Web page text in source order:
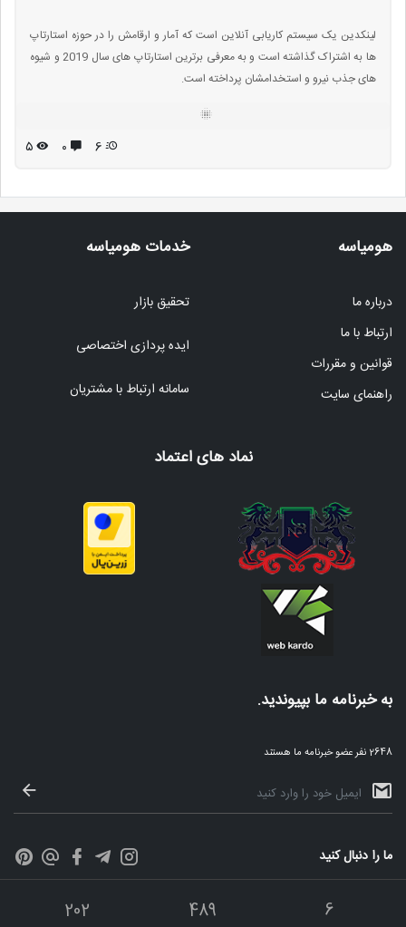
لینکدین یک سیستم کاریابی آنلاین است که آمار و ارقامش را در حوزه استارتاپ
ها به اشتراک گذاشته است و به معرفی برترین استارتاپ های سال 2019 و شیوه
های جذب نیرو و استخدامشان پرداخته است.
6 ۰ ۵
هومیاسه
درباره ما
ارتباط با ما
قوانین و مقررات
راهنمای سایت
خدمات هومیاسه
تحقیق بازار
ایده پردازی اختصاصی
سامانه ارتباط با مشتریان
نماد های اعتماد
به خبرنامه ما بپیوندید.
2648 نفر عضو خبرنامه ما هستند
ما را دنبال کنید
202 489 6